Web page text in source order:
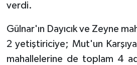
verdi.
Gülnar'ın Dayıcık ve Zeyne
2 yetiştiriciye; Mut'un
mahallelerine de toplam 4